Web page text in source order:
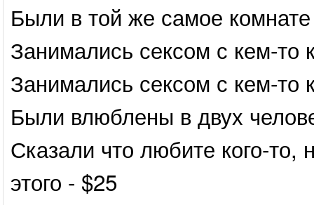
Были в той же самое
Занимались сексом с кем-то
Занимались сексом с кем-то
Были влюблены в двух
Сказали что любите кого-
этого - $25